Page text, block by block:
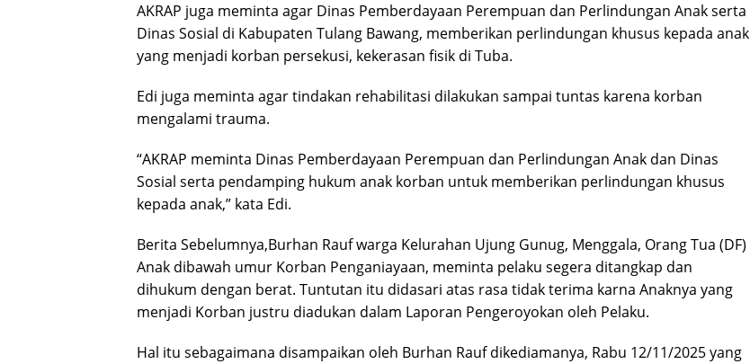
AKRAP juga meminta agar Dinas Pemberdayaan Perempuan dan Perlindungan Anak serta
Dinas Sosial di Kabupaten Tulang Bawang, memberikan perlindungan khusus kepada anak
yang menjadi korban persekusi, kekerasan fisik di Tuba.
Edi juga meminta agar tindakan rehabilitasi dilakukan sampai tuntas karena korban
mengalami trauma.
“AKRAP meminta Dinas Pemberdayaan Perempuan dan Perlindungan Anak dan Dinas
Sosial serta pendamping hukum anak korban untuk memberikan perlindungan khusus
kepada anak,” kata Edi.
Berita Sebelumnya,Burhan Rauf warga Kelurahan Ujung Gunug, Menggala, Orang Tua (DF)
Anak dibawah umur Korban Penganiayaan, meminta pelaku segera ditangkap dan
dihukum dengan berat. Tuntutan itu didasari atas rasa tidak terima karna Anaknya yang
menjadi Korban justru diadukan dalam Laporan Pengeroyokan oleh Pelaku.
Hal itu sebagaimana disampaikan oleh Burhan Rauf dikediamanya, Rabu 12/11/2025 yang